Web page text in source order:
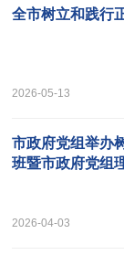
全市树立和践行
2026-05-13
市政府党组举办
班暨市政府党组
2026-04-03